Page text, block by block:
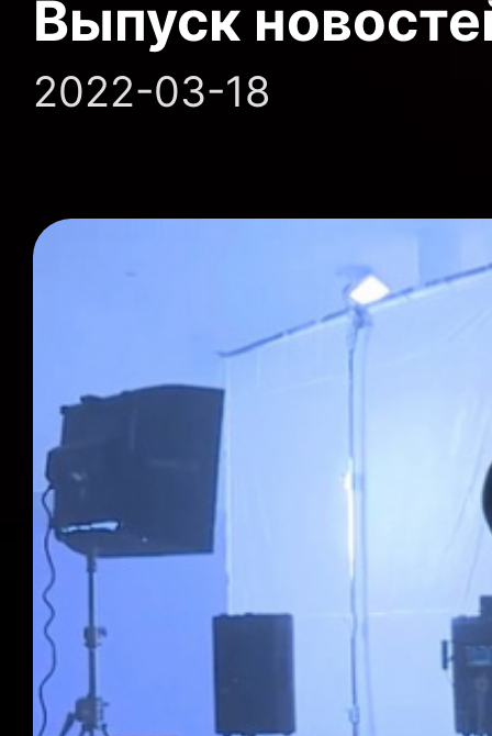
Выпуск
2022-03-18